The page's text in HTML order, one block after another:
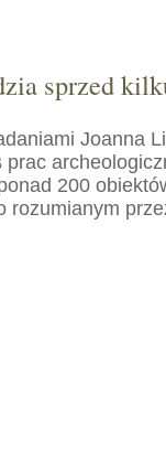
sprzed
Joanna
200
rozumianym